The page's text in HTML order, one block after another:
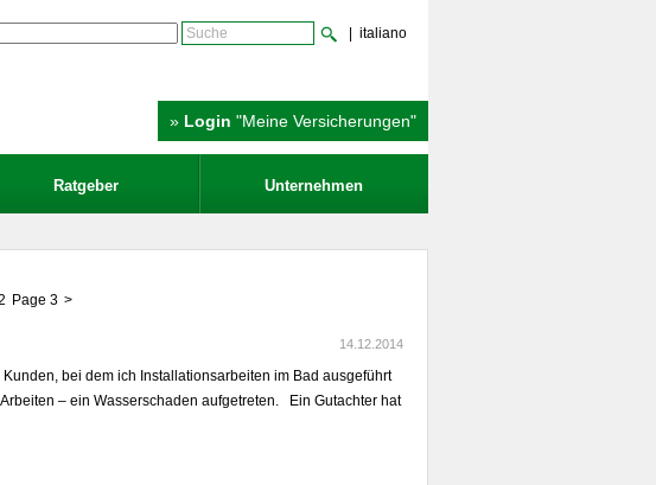
| italiano
» Login "Meine Versicherungen"
Ratgeber Unternehmen
Page 3 >
14.12.2014
bei dem ich Installationsarbeiten im Bad ausgeführt
– ein Wasserschaden aufgetreten. Ein Gutachter hat